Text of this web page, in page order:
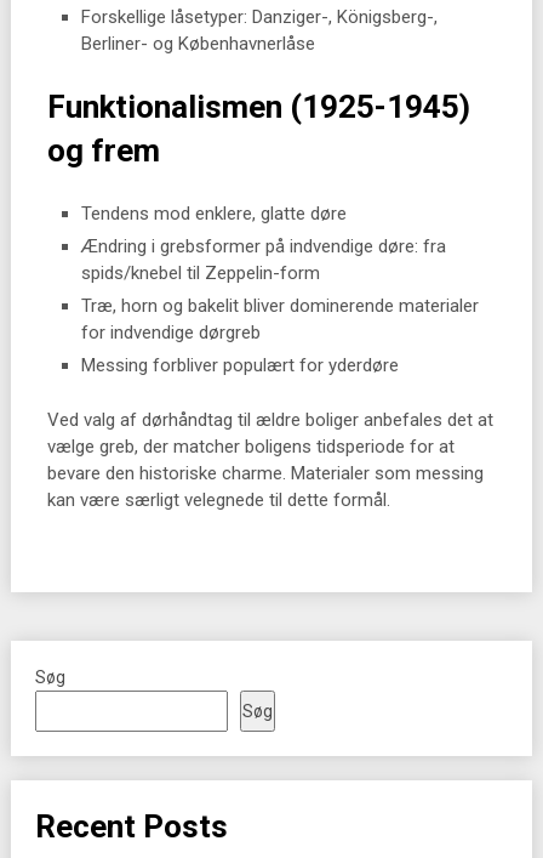
Forskellige låsetyper: Danziger-, Königsberg-,
Berliner- og Københavnerlåse
Funktionalismen (1925-1945)
og frem
Tendens mod enklere, glatte døre
Ændring i grebsformer på indvendige døre: fra
spids/knebel til Zeppelin-form
Træ, horn og bakelit bliver dominerende materialer
for indvendige dørgreb
Messing forbliver populært for yderdøre
Ved valg af dørhåndtag til ældre boliger anbefales det at
vælge greb, der matcher boligens tidsperiode for at
bevare den historiske charme. Materialer som messing
kan være særligt velegnede til dette formål.
Søg
Søg
Recent Posts